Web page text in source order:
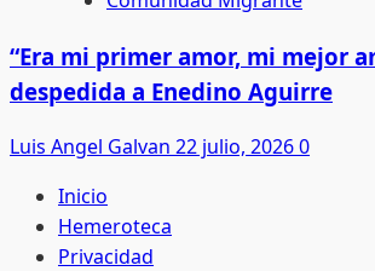
“Era mi primer amor, mi mejor
despedida a Enedino Aguirre
Luis Angel Galvan 22 julio, 20260
Inicio
Hemeroteca
Privacidad